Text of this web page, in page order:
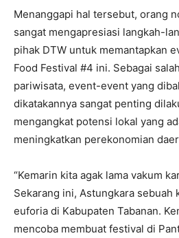
Menanggapi hal tersebut, orang
sangat mengapresiasi langkah-
pihak DTW untuk memantapkan
Food Festival #4 ini. Sebagai
pariwisata, event-event yang
dikatakannya sangat penting
mengangkat potensi lokal yang
meningkatkan perekonomian
“Kemarin kita agak lama vakum
Sekarang ini, Astungkara sebuah
euforia di Kabupaten Tabanan.
mencoba membuat festival di